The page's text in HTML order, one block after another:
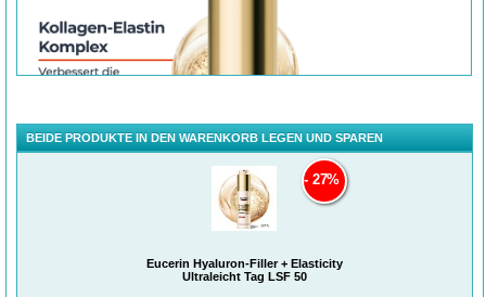
BEIDE PRODUKTE IN DEN WARENKORB LEGEN UND SPAREN
Eucerin Hyaluron-Filler + Elasticity
Ultraleicht Tag LSF 50
27%